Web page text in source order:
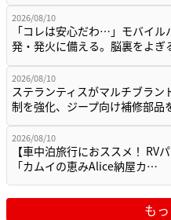
2026/08/10
「コレは安心だわ…」モバイル
発・発火に備える。脳裏をよ
2026/08/10
ステランティスがマルチブラン
制を強化、ジープ向け補修部
2026/08/10
【車中泊旅行におススメ！ RV
「カムイの恵みAlice納屋カ…
も